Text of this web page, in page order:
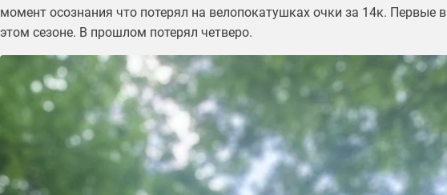
момент осознания что потерял на велопокатушках очки за 14к. Первые в
этом сезоне. В прошлом потерял четверо.